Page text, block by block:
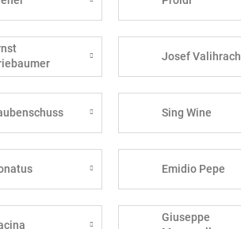
Josef Valihrach
Sing Wine
Emidio Pepe
Giuseppe